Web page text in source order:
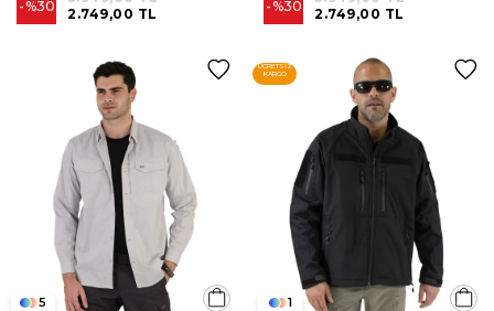
%30 2.749,00 TL %30 2.749,00 TL
5 1
ÜCRETSIZ
KARGO